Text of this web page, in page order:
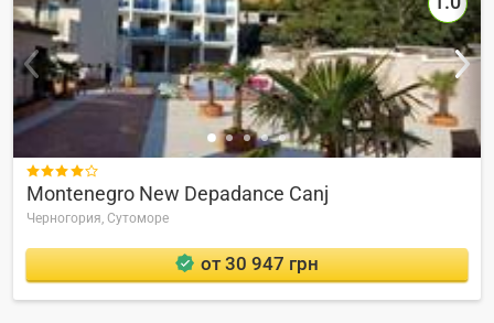

Montenegro New Depadance Canj
Черногория, Сутоморе
от 30 947 грн